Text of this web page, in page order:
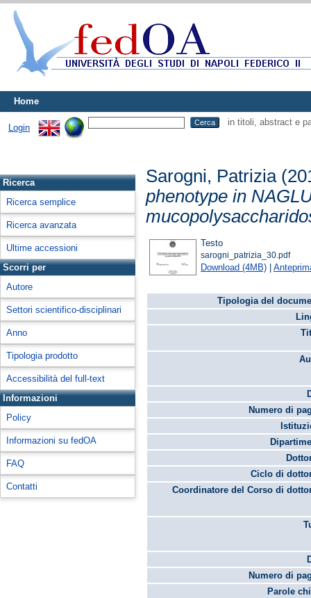
Home
Login
in titoli, abstract e
Ricerca
Ricerca semplice
Ricerca avanzata
Ultime accessioni
Scorri per
Autore
Settori scientifico-disciplinari
Anno
Tipologia prodotto
Accessibilità del full-text
Informazioni
Policy
Informazioni su fedOA
FAQ
Contatti
Sarogni, Patrizia
phenotype in
Testo
sarogni_patrizia_30.pdf
Download (4MB) |
Tipologia del
Numero di
Ciclo di
Coordinatore del Corso di
Numero di
Parole